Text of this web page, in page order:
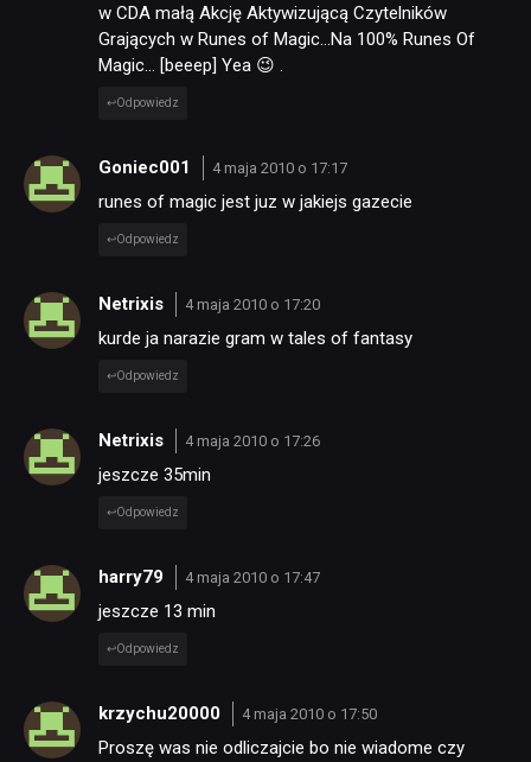
w CDA małą Akcję Aktywizującą Czytelników
Grających w Runes of Magic…Na 100% Runes Of
Magic… [beeep] Yea 😉 .
Odpowiedz
Goniec001 4 maja 2010 o 17:17
runes of magic jest juz w jakiejs gazecie
Odpowiedz
Netrixis 4 maja 2010 o 17:20
kurde ja narazie gram w tales of fantasy
Odpowiedz
Netrixis 4 maja 2010 o 17:26
jeszcze 35min
Odpowiedz
harry79 4 maja 2010 o 17:47
jeszcze 13 min
Odpowiedz
krzychu20000 4 maja 2010 o 17:50
Proszę was nie odliczajcie bo nie wiadome czy